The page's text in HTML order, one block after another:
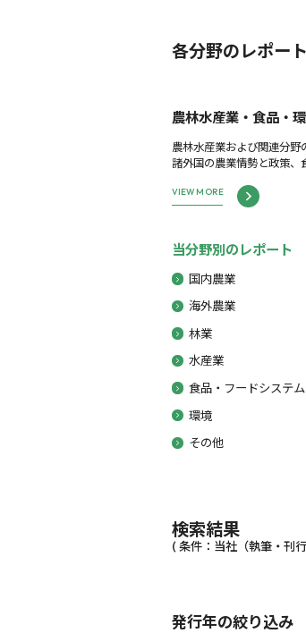
各分野のレポー
農林水産業・食品・
農林水産業および関連分野
諸外国の農業情勢と政策、
VIEW MORE
当分野別のレポート
国内農業
海外農業
林業
水産業
食品・フードシステム
環境
その他
検索結果
( 条件：当社（執筆・刊
発行年の絞り込み